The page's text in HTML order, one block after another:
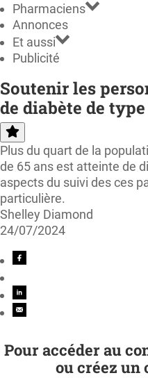
Pharmaciens
Annonces
Et aussi
Publicité
Soutenir les
de diabète de type
Plus du quart de la
de 65 ans est atteinte de
aspects du suivi des ces
particulière.
Shelley Diamond
24/07/2024
Pour accéder au
ou créez un